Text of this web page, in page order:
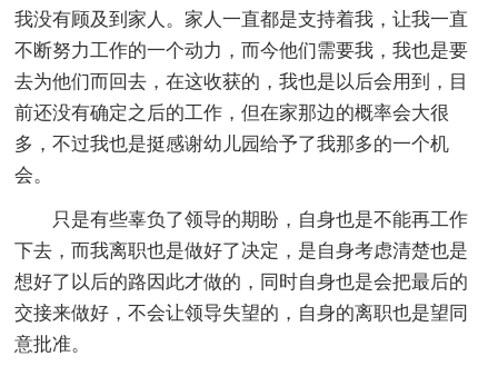
我没有顾及到家人。家人一直都是支持着我，让我一直
不断努力工作的一个动力，而今他们需要我，我也是要
去为他们而回去，在这收获的，我也是以后会用到，目
前还没有确定之后的工作，但在家那边的概率会大很
多，不过我也是挺感谢幼儿园给予了我那多的一个机
会。
只是有些辜负了领导的期盼，自身也是不能再工作
下去，而我离职也是做好了决定，是自身考虑清楚也是
想好了以后的路因此才做的，同时自身也是会把最后的
交接来做好，不会让领导失望的，自身的离职也是望同
意批准。